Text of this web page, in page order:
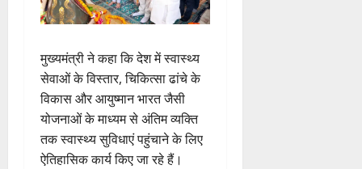
मुख्यमंत्री ने कहा कि देश में स्वास्थ्य
सेवाओं के विस्तार, चिकित्सा ढांचे के
विकास और आयुष्मान भारत जैसी
योजनाओं के माध्यम से अंतिम व्यक्ति
तक स्वास्थ्य सुविधाएं पहुंचाने के लिए
ऐतिहासिक कार्य किए जा रहे हैं।